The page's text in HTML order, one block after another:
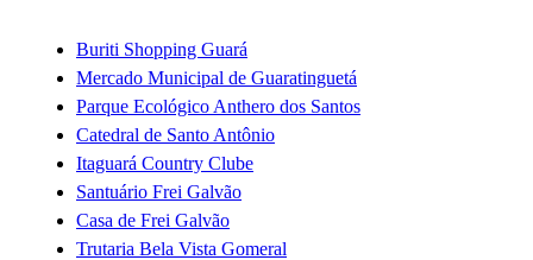
Buriti Shopping Guará
Mercado Municipal de Guaratinguetá
Parque Ecológico Anthero dos Santos
Catedral de Santo Antônio
Itaguará Country Clube
Santuário Frei Galvão
Casa de Frei Galvão
Trutaria Bela Vista Gomeral